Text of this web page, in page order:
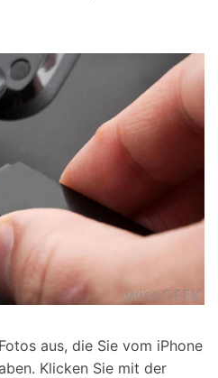
aus, die Sie vom iPhone
Klicken Sie mit der